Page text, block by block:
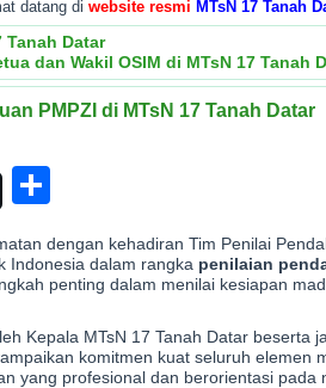
diwebsite resmi MTsN 17 Tanah Datar,
Tanah Datar
dan Wakil OSIM di MTsN 17 Tanah
PMPZI di MTsN 17 Tanah Datar
dengan kehadiran Tim Penilai
Indonesia dalam rangka penilaian
penting dalam menilai kesiapan
Kepala MTsN 17 Tanah Datar beserta
komitmen kuat seluruh elemen
yang profesional dan berorientasi pada